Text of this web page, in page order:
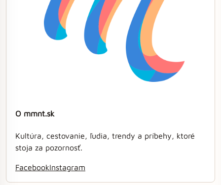
O mmnt.sk
Kultúra, cestovanie, ľudia, trendy a príbehy, ktoré
stoja za pozornosť.
FacebookInstagram